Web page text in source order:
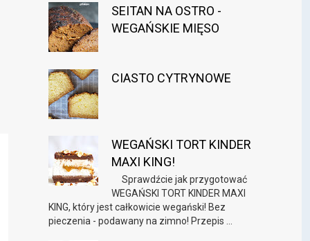
SEITAN NA OSTRO -
WEGAŃSKIE MIĘSO
CIASTO CYTRYNOWE
WEGAŃSKI TORT KINDER
MAXI KING!
Sprawdźcie jak przygotować
WEGAŃSKI TORT KINDER MAXI
KING, który jest całkowicie wegański! Bez
pieczenia - podawany na zimno! Przepis ...